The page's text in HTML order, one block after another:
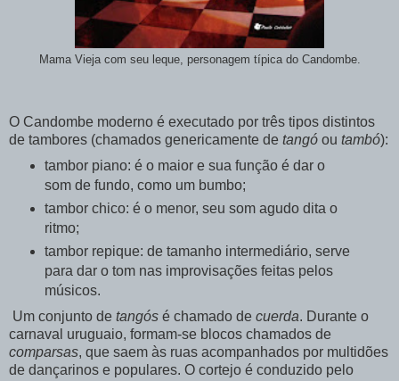
Mama Vieja com seu leque, personagem típica do Candombe.
O Candombe moderno é executado por três tipos distintos
de tambores (chamados genericamente de tangó ou tambó):
tambor piano: é o maior e sua função é dar o
som de fundo, como um bumbo;
tambor chico: é o menor, seu som agudo dita o
ritmo;
tambor repique: de tamanho intermediário, serve
para dar o tom nas improvisações feitas pelos
músicos.
Um conjunto de tangós é chamado de cuerda. Durante o
carnaval uruguaio, formam-se blocos chamados de
comparsas, que saem às ruas acompanhados por multidões
de dançarinos e populares. O cortejo é conduzido pelo